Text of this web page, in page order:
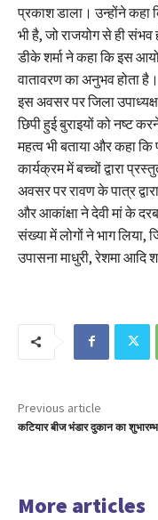
प्रकाश डाला। उन्होंने कहा
भी है, जो राजयोग से ही
डीके शर्मा ने कहा कि इस
वातावरण का अनुभव होता है।
इस अवसर पर जिला
छिपी हुई बुराइयों को नष्ट
महत्व भी बताया और कहा कि
कार्यक्रम में बच्चों द्वारा
अवसर पर रावण के पात्र
और आकांक्षा ने देवी मां के
संख्या में लोगों ने भाग लिया,
उपासना माधुरी, रेशमा आदि
Previous article
कटियार बीज भंडार दुकान का शुभारम्भ
More articles